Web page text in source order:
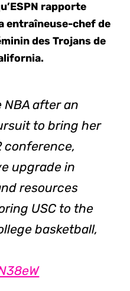
rapporte
entraîneuse-chef de
des Trojans de
after an
to bring her
conference,
upgrade in
resources
USC to the
basketball,